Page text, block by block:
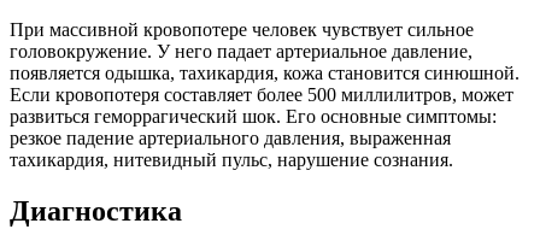
При массивной кровопотере человек чувствует сильное
головокружение. У него падает артериальное давление,
появляется одышка, тахикардия, кожа становится синюшной.
Если кровопотеря составляет более 500 миллилитров, может
развиться геморрагический шок. Его основные симптомы:
резкое падение артериального давления, выраженная
тахикардия, нитевидный пульс, нарушение сознания.
Диагностика